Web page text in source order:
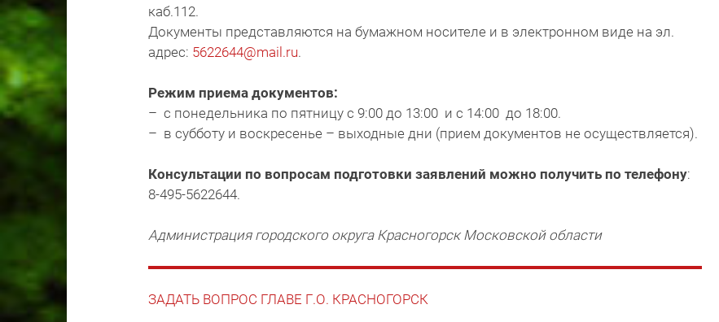
каб.112.
Документы представляются на бумажном носителе и в электронном виде на эл.
адрес: 5622644@mail.ru.
Режим приема документов:
– с понедельника по пятницу с 9:00 до 13:00 и с 14:00 до 18:00.
– в субботу и воскресенье – выходные дни (прием документов не осуществляется).
Консультации по вопросам подготовки заявлений можно получить по телефону:
8-495-5622644.
Администрация городского округа Красногорск Московской области
ЗАДАТЬ ВОПРОС ГЛАВЕ Г.О. КРАСНОГОРСК